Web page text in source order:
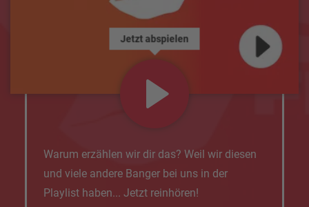
Jetzt abspielen
Warum erzählen wir dir das? Weil wir diesen
und viele andere Banger bei uns in der
Playlist haben... Jetzt reinhören!